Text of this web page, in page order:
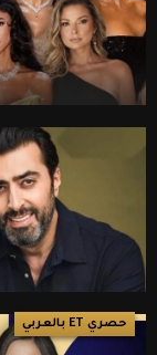
حصري ET بالعربي